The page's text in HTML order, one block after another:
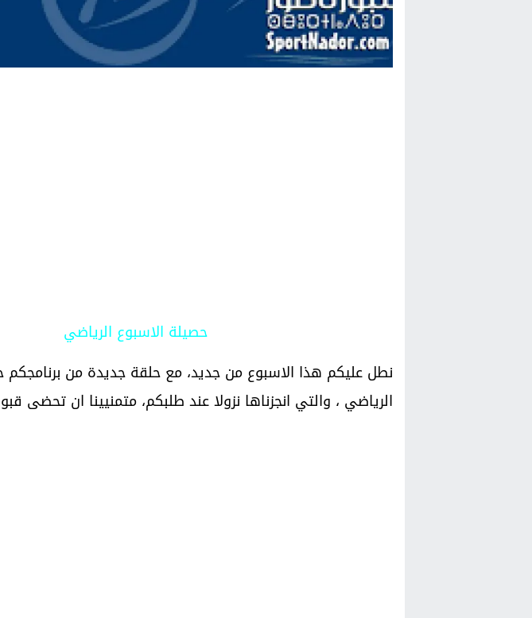
حصيلة الاسبوع الرياضي
نطل عليكم هذا الاسبوع من جديد، مع حلقة جديدة من برنامجكم
الرياضي ، والتي انجزناها نزولا عند طلبكم، متمنيينا ان تحضى